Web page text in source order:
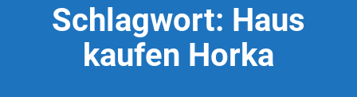
Schlagwort: Haus
kaufen Horka